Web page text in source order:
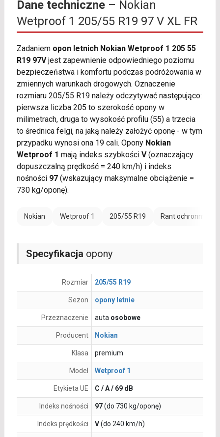
Dane techniczne– Nokian
Wetproof 1 205/55 R19 97 V XL FR
Zadaniem opon letnich Nokian Wetproof 1 205 55
R19 97Vjest zapewnienie odpowiedniego poziomu
bezpieczeństwa i komfortu podczas podróżowania w
zmiennych warunkach drogowych. Oznaczenie
rozmiaru 205/55 R19 należy odczytywać następująco:
pierwsza liczba 205 to szerokość opony w
milimetrach, druga to wysokość profilu (55) a trzecia
to średnica felgi, na jaką należy założyć oponę - w tym
przypadku wynosi ona 19 cali. Opony Nokian
Wetproof 1 mają indeks szybkości V(oznaczający
dopuszczalną prędkość = 240 km/h) i indeks
nośności 97(wskazujący maksymalne obciążenie =
730 kg/oponę).
Nokian Wetproof 1 205/55 R19 Rant ochronny (FR)
Specyfikacja opony
Rozmiar 205/55 R19
Sezon opony letnie
Przeznaczenie auta osobowe
Producent Nokian
Klasa premium
Model Wetproof 1
Etykieta UE C / A / 69 dB
Indeks nośności 97(do 730 kg/oponę)
Indeks prędkości V(do 240 km/h)